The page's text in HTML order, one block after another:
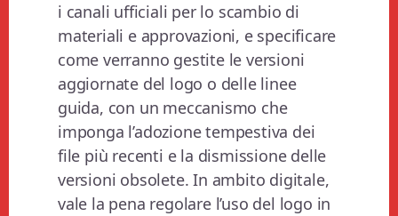
i canali ufficiali per lo scambio di
materiali e approvazioni, e specificare
come verranno gestite le versioni
aggiornate del logo o delle linee
guida, con un meccanismo che
imponga l’adozione tempestiva dei
file più recenti e la dismissione delle
versioni obsolete. In ambito digitale,
vale la pena regolare l’uso del logo in